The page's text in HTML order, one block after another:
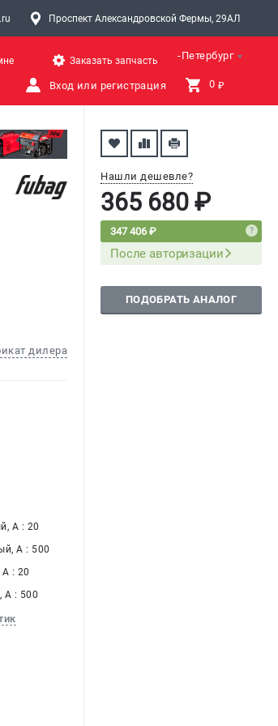
Проспект Александровской Фермы, 29АЛ
Санкт-Петербург
Заказать запчасть
Вход или регистрация 0 ₽
дилера
Нашли дешевле?
365 680 ₽
347 406 ₽
После авторизации
ПОДОБРАТЬ АНАЛОГ
А : 20
А : 500
А : 20
А : 500